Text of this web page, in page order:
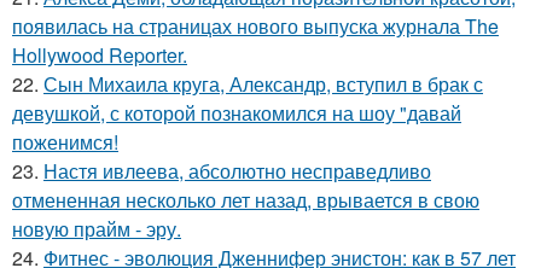
появилась на страницах нового выпуска журнала The
Hollywood Reporter.
22. Сын Михаила круга, Александр, вступил в брак с
девушкой, с которой познакомился на шоу "давай
поженимся!
23. Настя ивлеева, абсолютно несправедливо
отмененная несколько лет назад, врывается в свою
новую прайм - эру.
24. Фитнес - эволюция Дженнифер энистон: как в 57 лет